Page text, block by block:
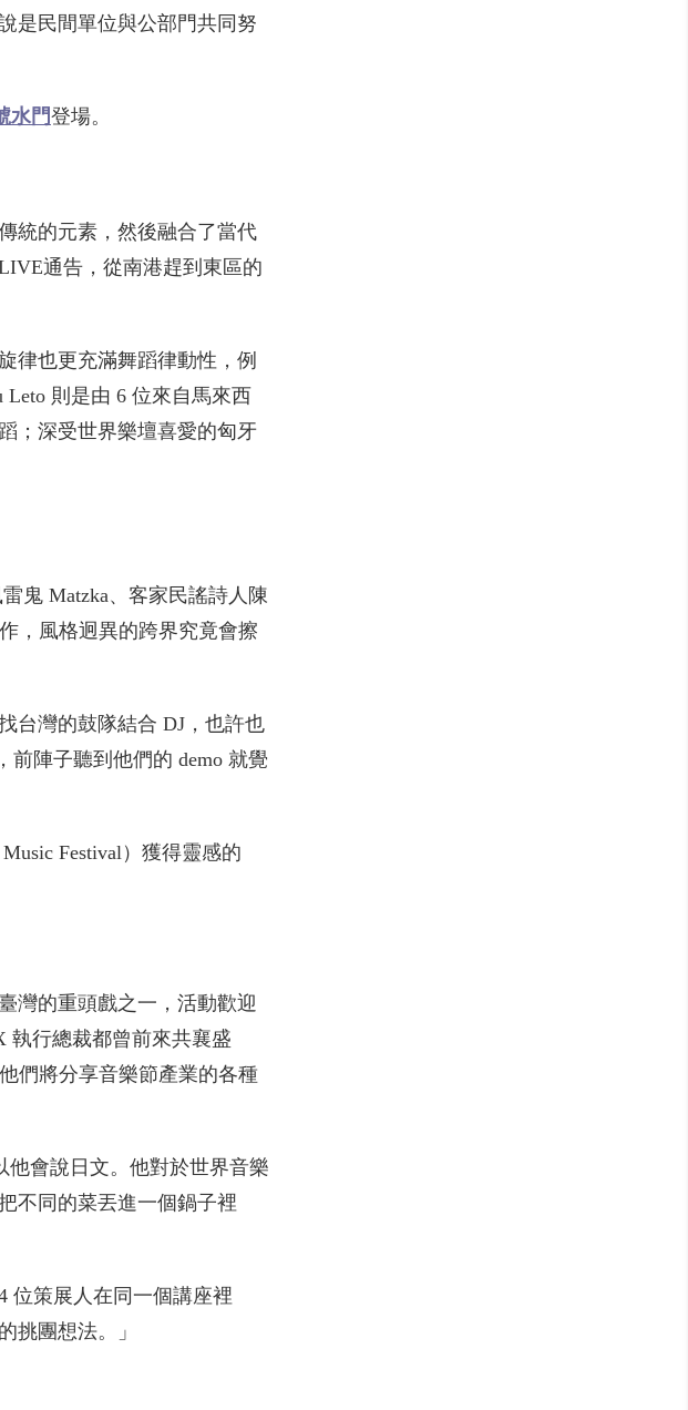
是民間單位與公部門共同努
水門登場。
統的元素，然後融合了當代
通告，從南港趕到東區的
律也更充滿舞蹈律動性，例
則是由 6 位來自馬來西
；深受世界樂壇喜愛的匈牙
鬼 Matzka、客家民謠詩人陳
，風格迥異的跨界究竟會擦
台灣的鼓隊結合 DJ，也許也
前陣子聽到他們的 demo 就覺
Festival）獲得靈感的
灣的重頭戲之一，活動歡迎
執行總裁都曾前來共襄盛
們將分享音樂節產業的各種
他會說日文。他對於世界音樂
不同的菜丟進一個鍋子裡
位策展人在同一個講座裡
挑團想法。」